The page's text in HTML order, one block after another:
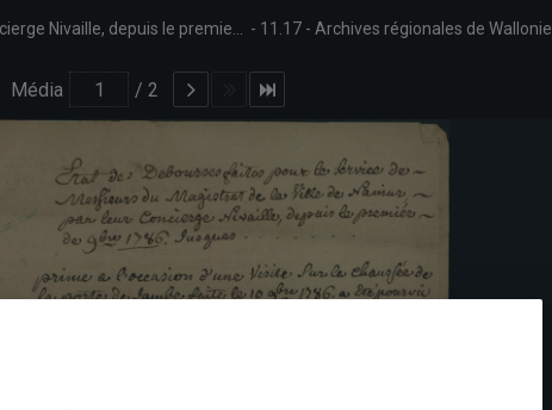
11.17 Archives régionales de Wallonie
Média / 2